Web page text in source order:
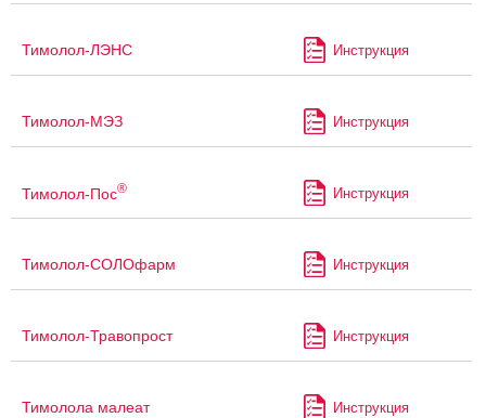
Тимолол-ЛЭНС Инструкция
Тимолол-МЭЗ Инструкция
Тимолол-Пос® Инструкция
Тимолол-СОЛОфарм Инструкция
Тимолол-Травопрост Инструкция
Тимолола малеат Инструкция